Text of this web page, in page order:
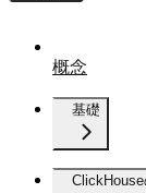
概念
基礎